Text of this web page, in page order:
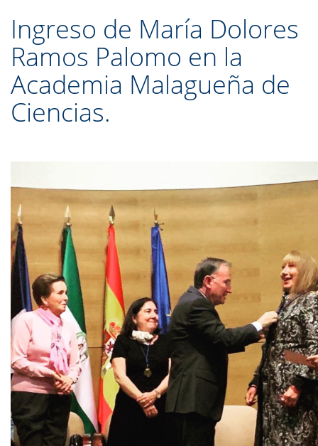
Ingreso de María Dolores
Ramos Palomo en la
Academia Malagueña de
Ciencias.